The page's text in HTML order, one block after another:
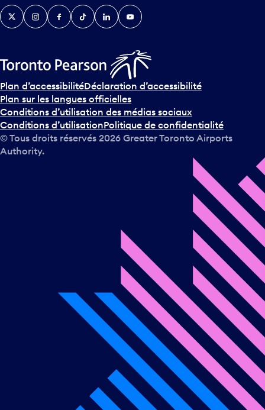
TwitterInstagramFacebook
TikTokLinkedInYouTube
Plan d’accessibilitéDéclaration d’accessibilité
Plan sur les langues officielles
Conditions d’utilisation des médias sociaux
Conditions d’utilisationPolitique de confidentialité
© Tous droits réservés 2026 Greater Toronto Airports
Authority.